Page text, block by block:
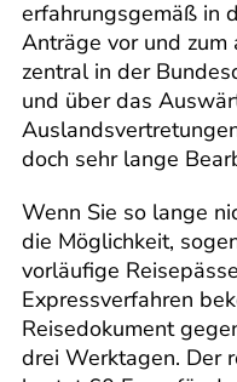
erfahrungsgemäß in
Anträge vor und zum
zentral in der
und über das
doch sehr lange
Wenn Sie so lange
die Möglichkeit,
vorläufige
Expressverfahren
Reisedokument
drei Werktagen. Der